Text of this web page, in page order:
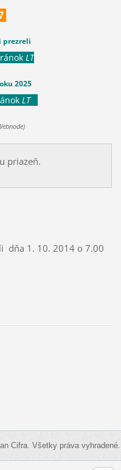
prezreli
LT
2025
LT
priazeň.
dňa 1. 10. 2014 o 7.00
Cifra. Všetky práva vyhradené.